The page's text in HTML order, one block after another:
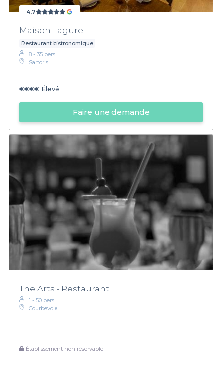
4,7
Maison Lagure
Restaurant bistronomique
8 - 35 pers.
Sartoris
€€€€ Élevé
Faire une demande
The Arts - Restaurant
1 - 50 pers.
Courbevoie
Établissement non réservable